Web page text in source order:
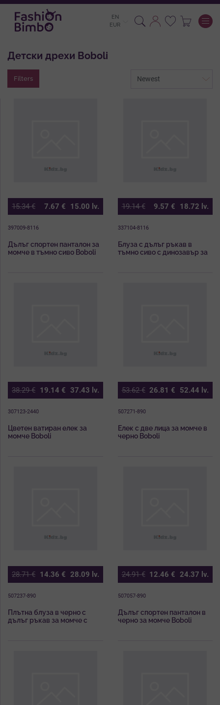
EN
EUR
Детски дрехи Boboli
Filters
15.34€ 7.67 € 15.00 lv.
397009-8116
Дълъг спортен панталон за
момче в тъмно сиво Boboli
19.14€ 9.57 € 18.72 lv.
337104-8116
Блуза с дълъг ръкав в
тъмно сиво с динозавър за
38.29€ 19.14 € 37.43 lv.
307123-2440
Цветен ватиран елек за
момче Boboli
53.62€ 26.81 € 52.44 lv.
507271-890
Елек с две лица за момче в
черно Boboli
28.71€ 14.36 € 28.09 lv.
507237-890
Плътна блуза в черно с
дълъг ръкав за момче с
24.91€ 12.46 € 24.37 lv.
507057-890
Дълъг спортен панталон в
черно за момче Boboli